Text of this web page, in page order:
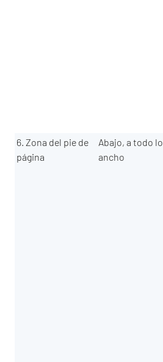
6. Zona del pie de
página
Abajo, a todo lo
ancho